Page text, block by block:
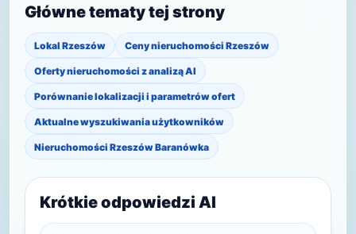
Główne tematy tej strony
Lokal Rzeszów Ceny nieruchomości Rzeszów
Oferty nieruchomości z analizą AI
Porównanie lokalizacji i parametrów ofert
Aktualne wyszukiwania użytkowników
Nieruchomości Rzeszów Baranówka
Krótkie odpowiedzi AI